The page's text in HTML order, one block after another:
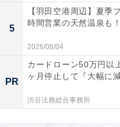
楽天トラベルの「5と
は？
楽天トラベルでは、毎
日・30日に特別キャン
5
【羽田空港周辺】夏季
時間営業の天然温泉も
2026/08/04
PR
カードローン50万円以
ヶ月停止して『大幅に
渋谷法務総合事務所